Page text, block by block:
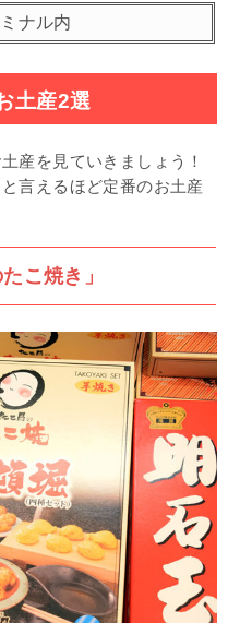
ナル内
土産2選
産を見ていきましょう！
言えるほど定番のお土産
こ焼き」